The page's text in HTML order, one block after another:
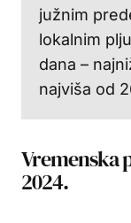
južnim
lokalnim
dana –
najviša od
Vremenska
2024.